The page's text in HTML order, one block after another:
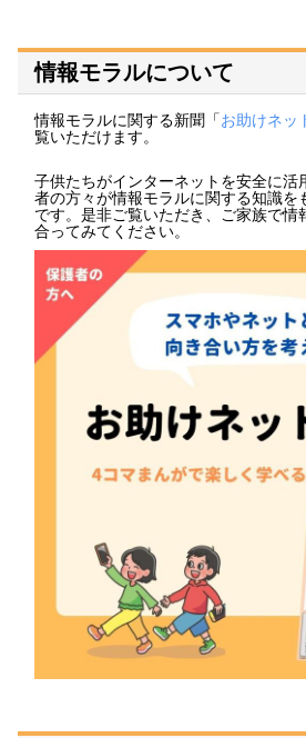
情報モラルについて
情報モラルに関する新聞「お助けネッ
覧いただけます。
子供たちがインターネットを安全に活
者の方々が情報モラルに関する知識を
です。是非ご覧いただき、ご家族で情
合ってみてください。